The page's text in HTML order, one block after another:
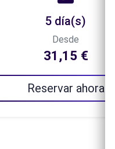
5 día(s)
Desde
31,15 €
Reservar ahora